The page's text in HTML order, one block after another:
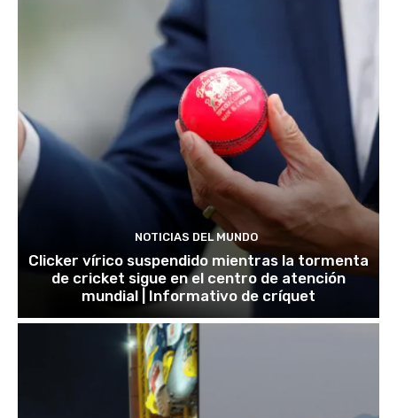
NOTICIAS DEL MUNDO
Clicker vírico suspendido mientras la tormenta
de cricket sigue en el centro de atención
mundial | Informativo de críquet